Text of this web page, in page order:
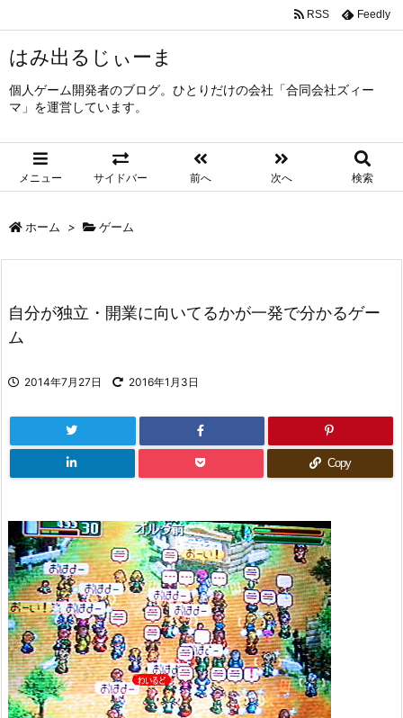
はみ出るじぃーま
個人ゲーム開発者のブログ。ひとりだけの会社「合同会社ズィー
マ」を運営しています。
メニュー サイドバー 前へ 次へ 検索
RSS Feedly
ホーム > ゲーム
自分が独立・開業に向いてるかが一発で分かるゲー
ム
2014年7月27日 2016年1月3日
Copy